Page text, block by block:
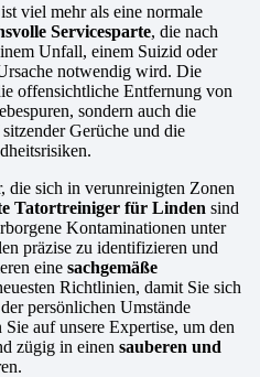
viel mehr als eine normale
Servicesparte, die nach
Unfall, einem Suizid oder
notwendig wird. Die
offensichtliche Entfernung von
sondern auch die
Gerüche und die
die sich in verunreinigten Zonen
Tatortreiniger für Linden sind
Kontaminationen unter
präzise zu identifizieren und
eine sachgemäße
Richtlinien, damit Sie sich
persönlichen Umstände
auf unsere Expertise, um den
zügig in einen sauberen und